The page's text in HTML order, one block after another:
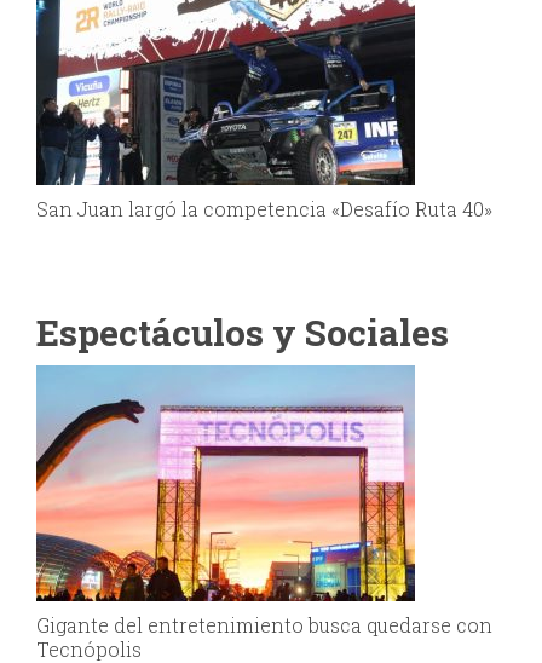
San Juan largó la competencia «Desafío Ruta 40»
Espectáculos y Sociales
Gigante del entretenimiento busca quedarse con
Tecnópolis